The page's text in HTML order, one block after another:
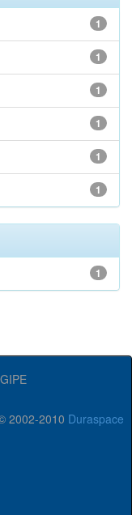
1
1
1
1
1
1
1
2002-2010 Duraspace